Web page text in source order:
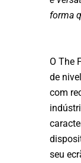
forma
O The
de
com
seu